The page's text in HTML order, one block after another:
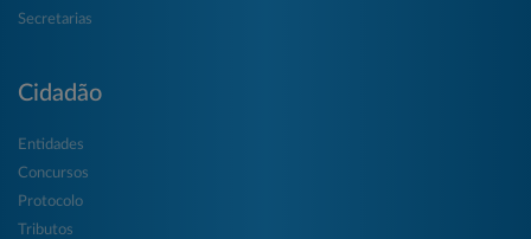
Secretarias
Cidadão
Entidades
Concursos
Protocolo
Tributos